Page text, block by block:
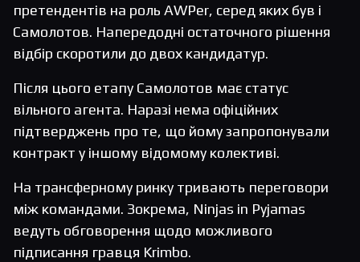
претендентів на роль AWPer, серед яких був і
Самолотов. Напередодні остаточного рішення
відбір скоротили до двох кандидатур.
Після цього етапу Самолотов має статус
вільного агента. Наразі нема офіційних
підтверджень про те, що йому запропонували
контракт у іншому відомому колективі.
На трансферному ринку тривають переговори
між командами. Зокрема, Ninjas in Pyjamas
ведуть обговорення щодо можливого
підписання гравця Krimbo.